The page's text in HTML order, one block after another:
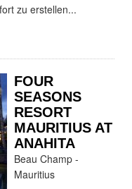
zu erstellen...
FOUR
SEASONS
RESORT
MAURITIUS AT
ANAHITA
Beau Champ -
Mauritius